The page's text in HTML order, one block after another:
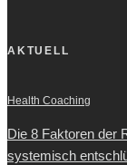
AKTUELL
Health Coaching
Die 8 Faktoren der
systemisch